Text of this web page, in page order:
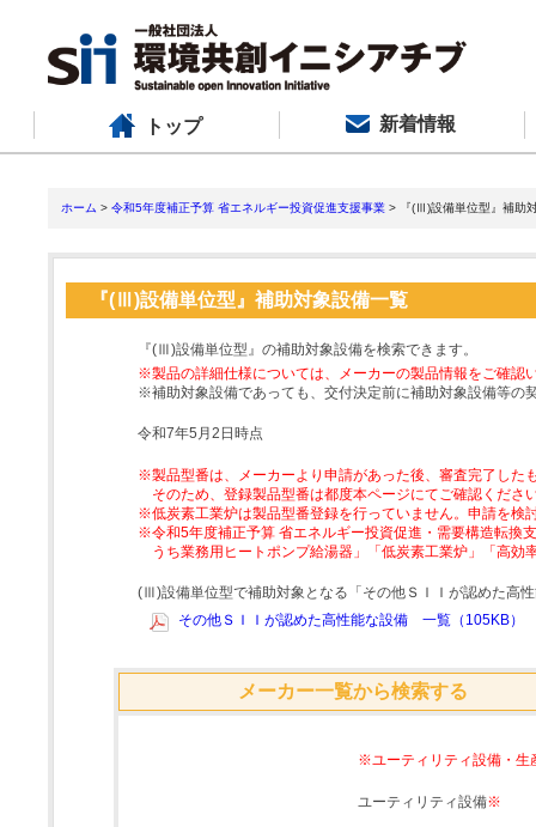
トップ 新着情報
ホーム > 令和5年度補正予算 省エネルギー投資促進支援事業 > 『(Ⅲ)設備単位型』補助
『(Ⅲ)設備単位型』補助対象設備一覧
『(Ⅲ)設備単位型』の補助対象設備を検索できます。
※製品の詳細仕様については、メーカーの製品情報をご確認
※補助対象設備であっても、交付決定前に補助対象設備等の
令和7年5月2日時点
※製品型番は、メーカーより申請があった後、審査完了した
そのため、登録製品型番は都度本ページにてご確認くださ
※低炭素工業炉は製品型番登録を行っていません。申請を検
※令和5年度補正予算 省エネルギー投資促進・需要構造転換
うち業務用ヒートポンプ給湯器」「低炭素工業炉」「高
(Ⅲ)設備単位型で補助対象となる「その他ＳＩＩが認めた高
その他ＳＩＩが認めた高性能な設備 一覧（105KB）
メーカー一覧から検索する
※ユーティリティ設備・生
ユーティリティ設備※